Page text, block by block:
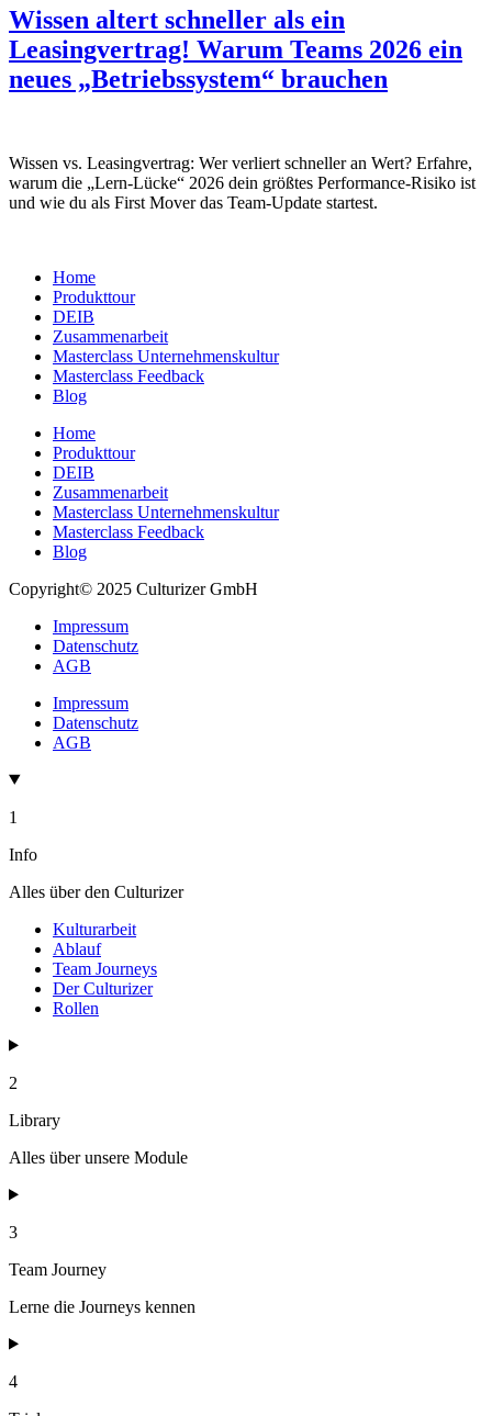
Wissen altert schneller als ein
Leasingvertrag! Warum Teams 2026 ein
neues „Betriebssystem“ brauchen
Wissen vs. Leasingvertrag: Wer verliert schneller an Wert? Erfahre,
warum die „Lern-Lücke“ 2026 dein größtes Performance-Risiko ist
und wie du als First Mover das Team-Update startest.
Home
Produkttour
DEIB
Zusammenarbeit
Masterclass Unternehmenskultur
Masterclass Feedback
Blog
Home
Produkttour
DEIB
Zusammenarbeit
Masterclass Unternehmenskultur
Masterclass Feedback
Blog
Copyright© 2025 Culturizer GmbH
Impressum
Datenschutz
AGB
Impressum
Datenschutz
AGB
1
Info
Alles über den Culturizer
Kulturarbeit
Ablauf
Team Journeys
Der Culturizer
Rollen
2
Library
Alles über unsere Module
3
Team Journey
Lerne die Journeys kennen
4